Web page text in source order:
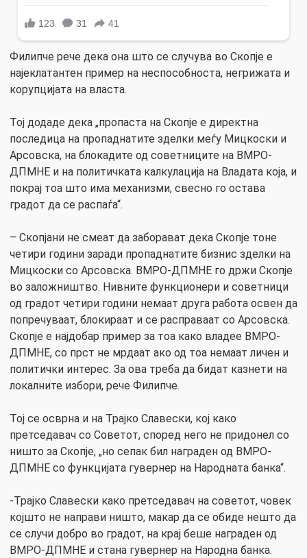
Филипче рече дека она што се случува во Скопје е
најеклатантен пример на неспособноста, негрижата и
корупцијата на власта.
Тој додаде дека „пропаста на Скопје е директна
последица на пропаднатите зделки меѓу Мицкоски и
Арсовска, на блокадите од советниците на ВМРО-
ДПМНЕ и на политичката калкулација на Владата која, и
покрај тоа што има механизми, свесно го остава
градот да се распаѓа“.
– Скопјани не смеат да заборават дека Скопје тоне
четири години заради пропаднатите бизнис зделки на
Мицкоски со Арсовска. ВМРО-ДПМНЕ го држи Скопје
во заложништво. Нивните функционери и советници
од градот четири години немаат друга работа освен да
попречуваат, блокираат и се расправаат со Арсовска.
Скопје е најдобар пример за тоа како владее ВМРО-
ДПМНЕ, со прст не мрдаат ако од тоа немаат личен и
политички интерес. За ова треба да бидат казнети на
локалните избори, рече Филипче.
Тој се осврна и на Трајко Славески, кој како
претседавач со Советот, според него не придонел со
ништо за Скопје, „но сепак бил награден од ВМРО-
ДПМНЕ со функцијата гувернер на Народната банка“.
-Трајко Славески како претседавач на советот, човек
којшто не направи ништо, макар да се обиде нешто да
се случи добро во градот, на крај беше награден од
ВМРО-ДПМНЕ и стана гувернер на Народна банка.